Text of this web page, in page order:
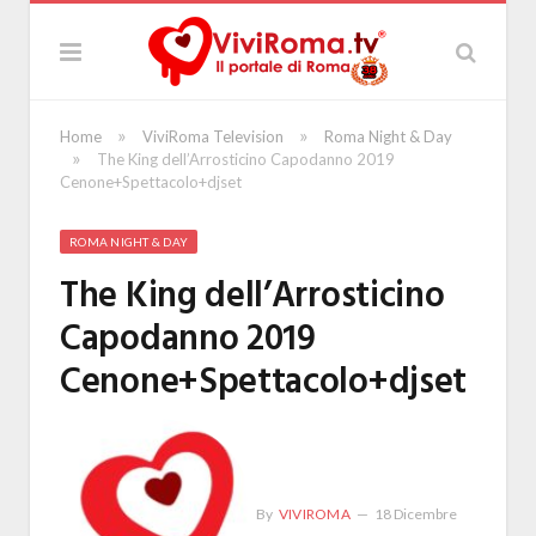
Home » ViviRoma Television » Roma Night & Day
»
The King dell’Arrosticino Capodanno 2019
Cenone+Spettacolo+djset
ROMA NIGHT & DAY
The King dell’Arrosticino
Capodanno 2019
Cenone+Spettacolo+djset
By VIVIROMA 18 Dicembre